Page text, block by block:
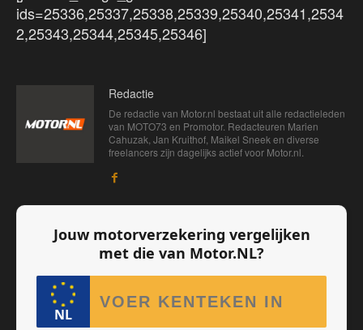
ids=25336,25337,25338,25339,25340,25341,2534
2,25343,25344,25345,25346]
Redactie
De redactie van Motor.nl bestaat uit alle redactieleden
van MOTO73 en Promotor. Redacteuren Marien
Cahuzak, Jan Kruithof, Maikel Sneek en diverse
freelancers zijn dagelijks actief voor Motor.nl.